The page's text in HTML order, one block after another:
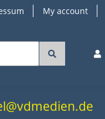
My account